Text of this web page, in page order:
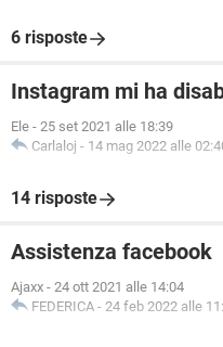
6 risposte
Instagram mi ha
Ele - 25 set 2021 alle 18:39
Carlaloj - 14 mag 2022 alle
14 risposte
Assistenza facebook
Ajaxx - 24 ott 2021 alle 14:04
FEDERICA - 24 feb 2022 alle